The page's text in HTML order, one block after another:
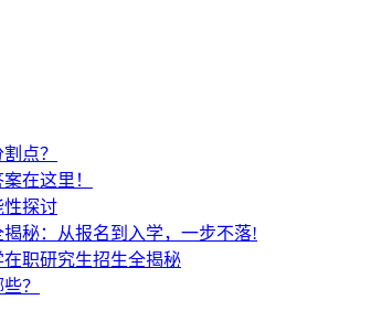
点？
在这里！
性探讨
秘：从报名到入学，一步不落!
职研究生招生全揭秘
？